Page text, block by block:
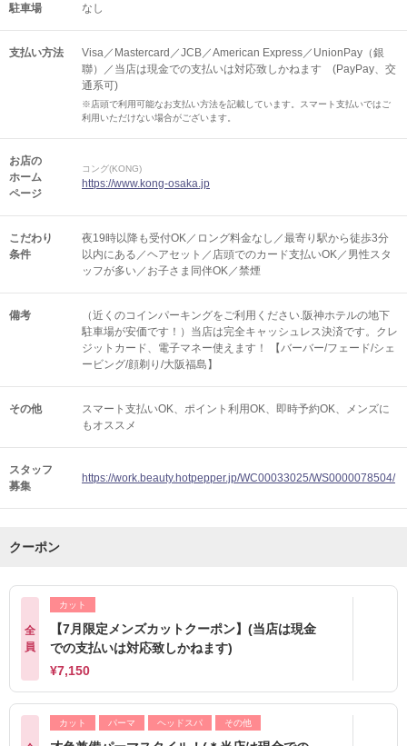
駐車場 なし
支払い方法
Visa／Mastercard／JCB／American Express／UnionPay（銀
聯）／当店は現金での支払いは対応致しかねます (PayPay、交
通系可)
※店頭で利用可能なお支払い方法を記載しています。スマート支払いではご
利用いただけない場合がございます。
お店の
ホーム
ページ
コング(KONG)
https://www.kong-osaka.jp
こだわり
条件
夜19時以降も受付OK／ロング料金なし／最寄り駅から徒歩3分
以内にある／ヘアセット／店頭でのカード支払いOK／男性スタ
ッフが多い／お子さま同伴OK／禁煙
備考
（近くのコインパーキングをご利用ください.阪神ホテルの地下
駐車場が安価です！）当店は完全キャッシュレス決済です。クレ
ジットカード、電子マネー使えます！ 【バーバー/フェード/シェ
ービング/顔剃り/大阪福島】
その他 スマート支払いOK ポイント利用OK 即時予約OK
メンズに
もオススメ
スタッフ
募集
https://work.beauty.hotpepper.jp/WC00033025/WS0000078504/
クーポン
全
員
カット
【7月限定メンズカットクーポン】(当店は現金
での支払いは対応致しかねます)
¥7,150
カット パーマ ヘッドスパ その他